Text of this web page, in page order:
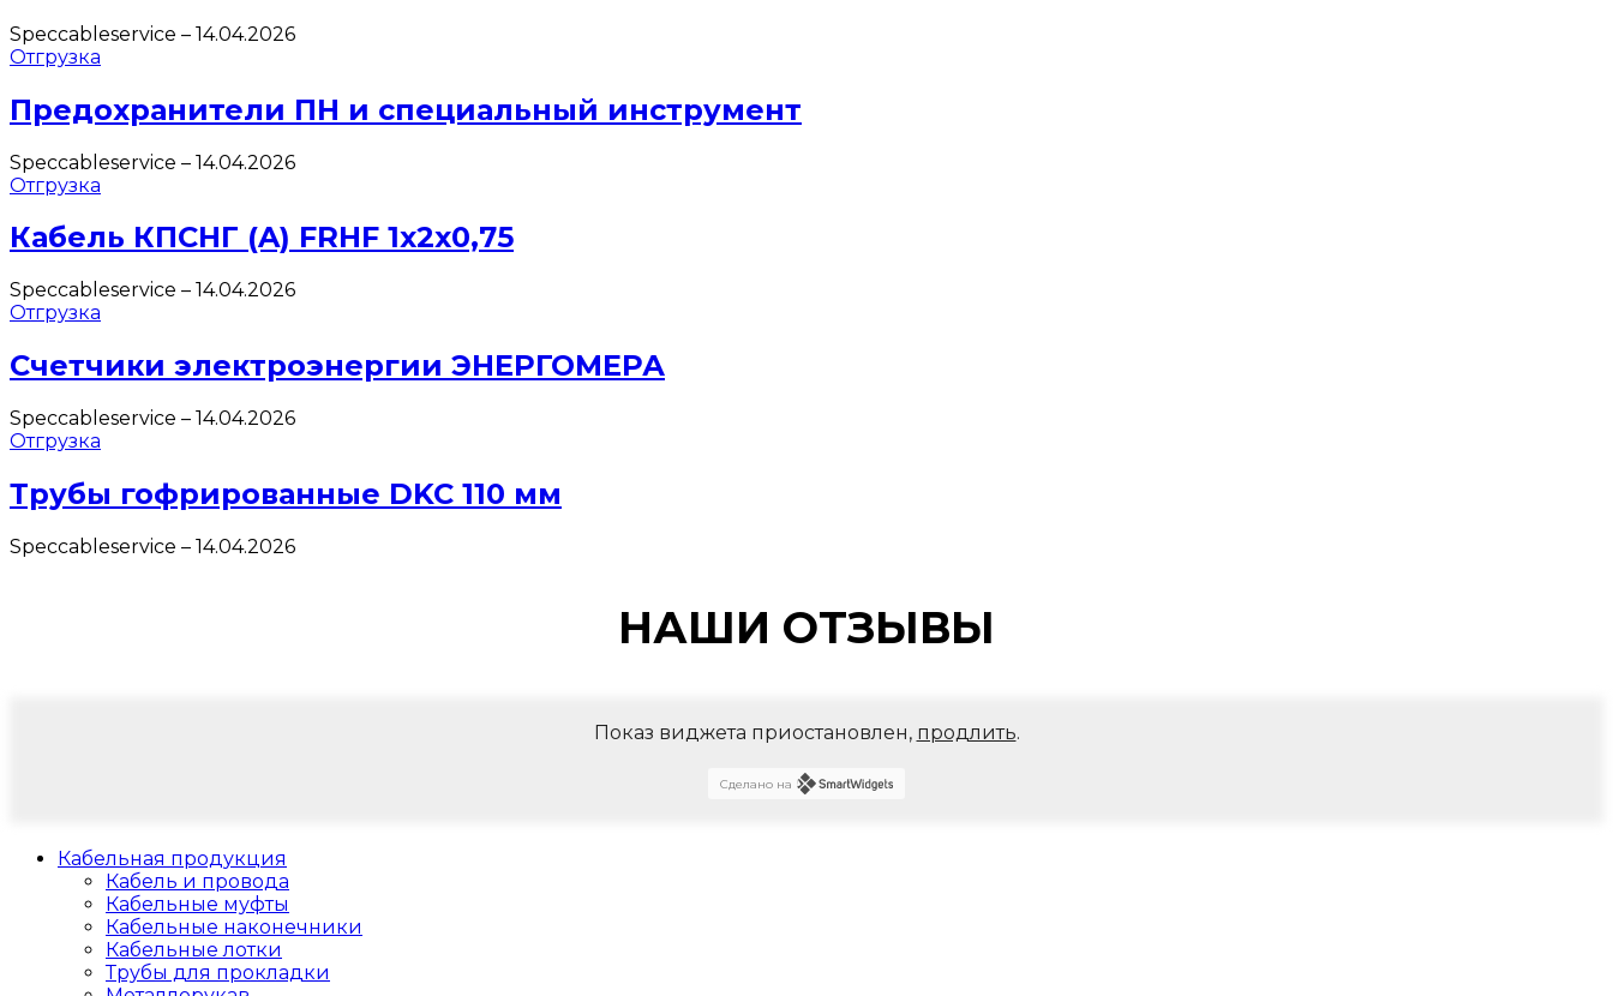
Speccableservice – 14.04.2026
Отгрузка
Предохранители ПН и специальный инструмент
Speccableservice – 14.04.2026
Отгрузка
Кабель КПСНГ (A) FRHF 1х2х0,75
Speccableservice – 14.04.2026
Отгрузка
Счетчики электроэнергии ЭНЕРГОМЕРА
Speccableservice – 14.04.2026
Отгрузка
Трубы гофрированные DKC 110 мм
Speccableservice – 14.04.2026
НАШИ ОТЗЫВЫ
Показ виджета приостановлен, продлить.
Сделано на
Кабельная продукция
Кабель и провода
Кабельные муфты
Кабельные наконечники
Кабельные лотки
Трубы для прокладки